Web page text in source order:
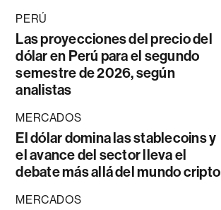
PERÚ
Las proyecciones del precio del
dólar en Perú para el segundo
semestre de 2026, según
analistas
MERCADOS
El dólar domina las stablecoins y
el avance del sector lleva el
debate más allá del mundo cripto
MERCADOS